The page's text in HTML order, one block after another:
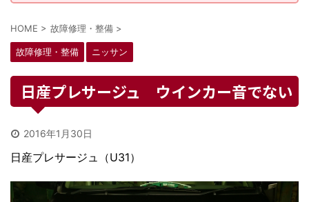
HOME > 故障修理・整備 >
故障修理・整備 ニッサン
日産プレサージュ ウインカー音でない
2016年1月30日
日産プレサージュ（U31）